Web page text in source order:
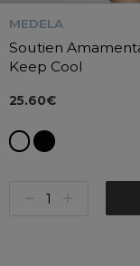
MEDELA
Soutien
Keep Cool
25.60€